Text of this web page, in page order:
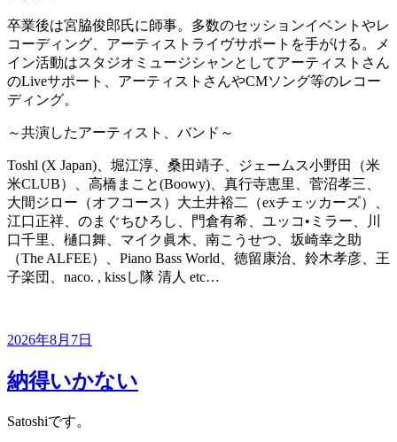
卒業後は宮脇俊郎氏に師事。多数のセッションイベントやレ
コーディング、アーティストライヴサポートを手がける。メ
イン活動はスタジオミュージシャンとしてアーティストさん
のLiveサポート、アーティストさんやCMソング等のレコー
ディング。
～共演したアーティスト、バンド～
Toshl (X Japan)、堀江淳、桑田靖子、ジェームス小野田（米
米CLUB）、高橋まこと(Boowy)、真行寺恵里、菅沼孝三、
大間ジロー（オフコース）大土井裕二（exチェッカーズ）、
江口正祥、のまぐちひろし、門倉有希、ユッコ•ミラー、川
口千里、樋口舞、マイク眞木、南こうせつ、坂崎幸之助
（The ALFEE）、Piano Bass World、徳留康治、鈴木孝彦、王
子楽団、naco. , kissし隊 清人 etc…
投
日:
2026年8月7日
納得いかない
Satoshiです。